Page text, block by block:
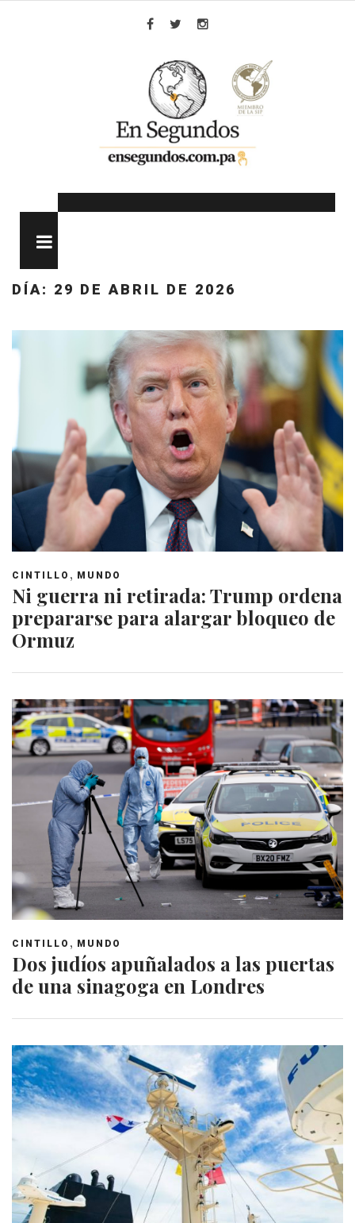
DÍA: 29 DE ABRIL DE 2026
CINTILLO , MUNDO
Ni guerra ni retirada: Trump ordena
prepararse para alargar bloqueo de
Ormuz
CINTILLO , MUNDO
Dos judíos apuñalados a las puertas
de una sinagoga en Londres